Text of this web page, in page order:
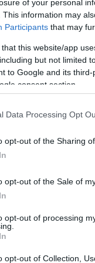
of your personal
This information may
Participants that may
that this website/app
but not limited
to Google and its
consent section.
Data Processing Opt
opt-out of the Sharing
opt-out of the Sale of
opt-out of processing
opt-out of Collection,
Τμήματος των
Γυναικολογίας
2021-2023
-
Αθηνών
μαστού
&